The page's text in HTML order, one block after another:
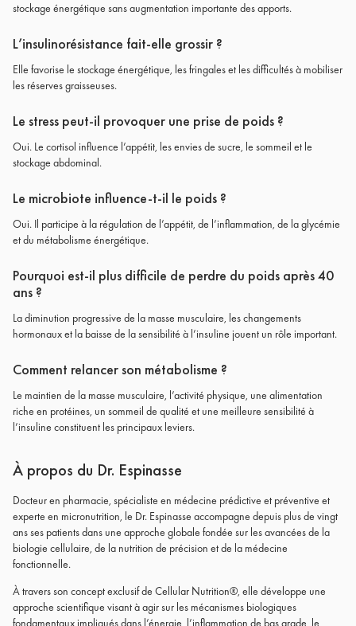
stockage énergétique sans augmentation importante des apports.
L’insulinorésistance fait-elle grossir ?
Elle favorise le stockage énergétique, les fringales et les difficultés à mobiliser
les réserves graisseuses.
Le stress peut-il provoquer une prise de poids ?
Oui. Le cortisol influence l’appétit, les envies de sucre, le sommeil et le
stockage abdominal.
Le microbiote influence-t-il le poids ?
Oui. Il participe à la régulation de l’appétit, de l’inflammation, de la glycémie
et du métabolisme énergétique.
Pourquoi est-il plus difficile de perdre du poids après 40
ans ?
La diminution progressive de la masse musculaire, les changements
hormonaux et la baisse de la sensibilité à l’insuline jouent un rôle important.
Comment relancer son métabolisme ?
Le maintien de la masse musculaire, l’activité physique, une alimentation
riche en protéines, un sommeil de qualité et une meilleure sensibilité à
l’insuline constituent les principaux leviers.
À propos du Dr. Espinasse
Docteur en pharmacie, spécialiste en médecine prédictive et préventive et
experte en micronutrition, le Dr. Espinasse accompagne depuis plus de vingt
ans ses patients dans une approche globale fondée sur les avancées de la
biologie cellulaire, de la nutrition de précision et de la médecine
fonctionnelle.
À travers son concept exclusif de Cellular Nutrition®, elle développe une
approche scientifique visant à agir sur les mécanismes biologiques
fondamentaux impliqués dans l’énergie, l’inflammation de bas grade, le